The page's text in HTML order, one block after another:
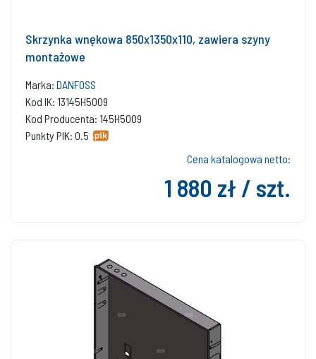
Skrzynka wnękowa 850x1350x110, zawiera szyny
montażowe
Marka: DANFOSS
Kod IK: 13145H5009
Kod Producenta: 145H5009
Punkty PIK: 0.5
Cena katalogowa netto:
1 880 zł / szt.